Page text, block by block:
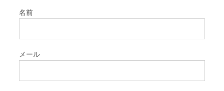
名前
メール